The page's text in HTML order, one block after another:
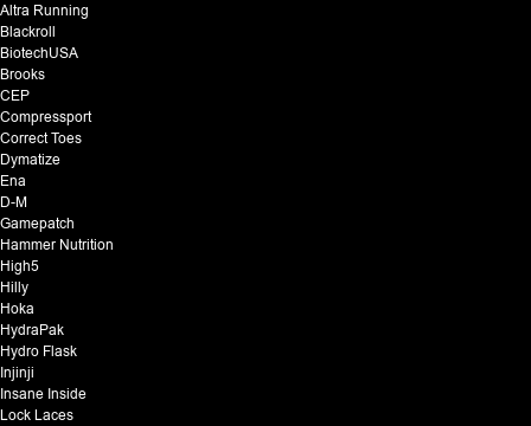
Altra Running
Blackroll
BiotechUSA
Brooks
CEP
Compressport
Correct Toes
Dymatize
Ena
D-M
Gamepatch
Hammer Nutrition
High5
Hilly
Hoka
HydraPak
Hydro Flask
Injinji
Insane Inside
Lock Laces